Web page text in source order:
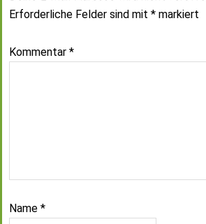
Erforderliche Felder sind mit * markiert
Kommentar *
Name *